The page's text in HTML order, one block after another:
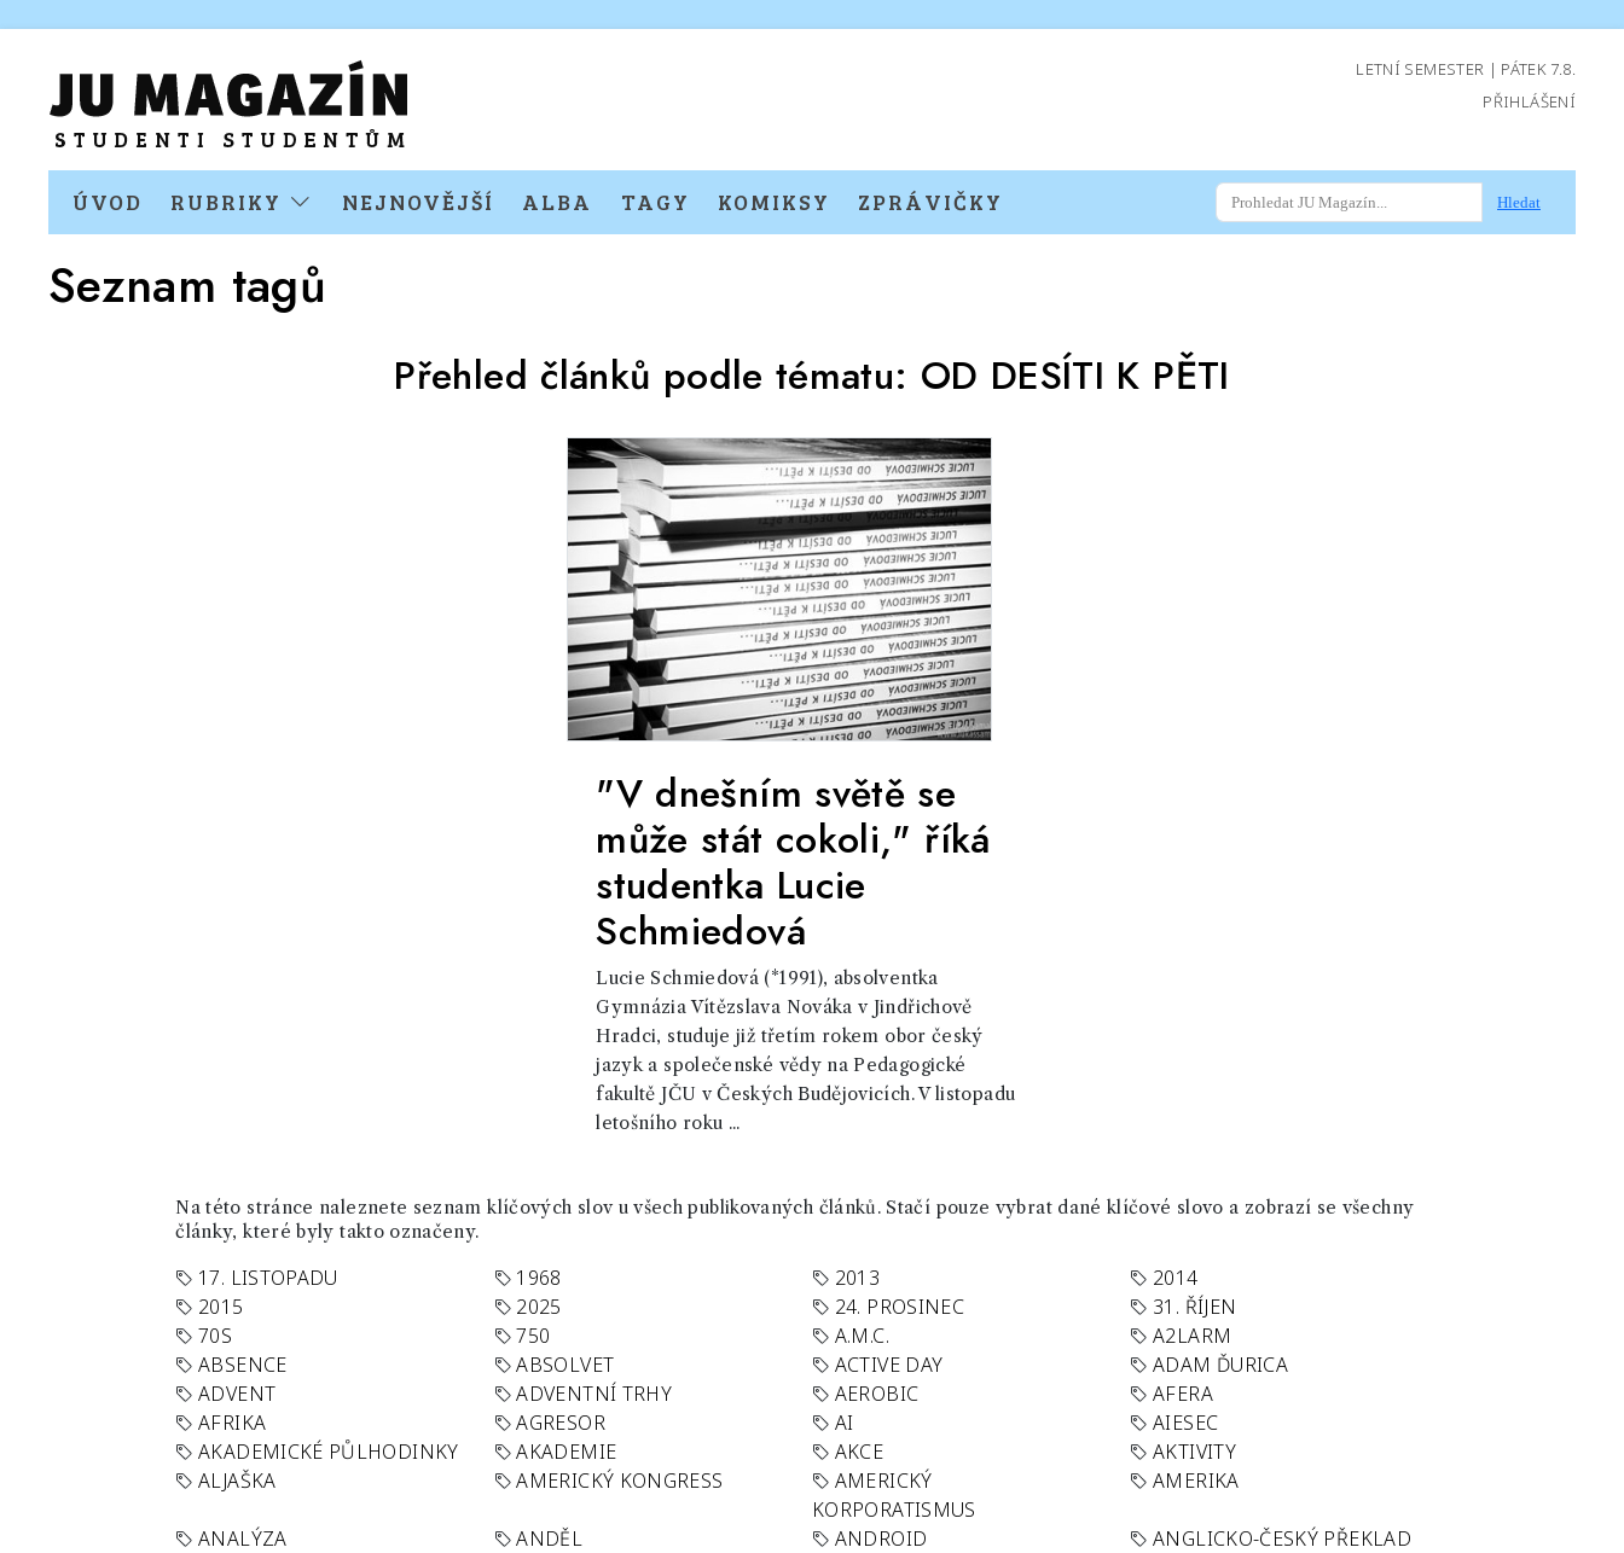
LETNÍ SEMESTER | PÁTEK 7.8.
PŘIHLÁŠENÍ
ÚVOD RUBRIKY NEJNOVĚJŠÍ ALBA TAGY KOMIKSY ZPRÁVIČKY Hledat
Seznam tagů
Přehled článků podle tématu: OD DESÍTI K PĚTI
"V dnešním světě se
může stát cokoli," říká
studentka Lucie
Schmiedová
Lucie Schmiedová (*1991), absolventka
Gymnázia Vítězslava Nováka v Jindřichově
Hradci, studuje již třetím rokem obor český
jazyk a společenské vědy na Pedagogické
fakultě JČU v Českých Budějovicích. V listopadu
letošního roku ...
Na této stránce naleznete seznam klíčových slov u všech publikovaných článků. Stačí pouze vybrat dané klíčové slovo a zobrazí se všechny
články, které byly takto označeny.
17. LISTOPADU 1968 2013
2014
2015
2025 24. PROSINEC
31. ŘÍJEN
70S
750 A.M.C.
A2LARM
ABSENCE
ABSOLVET ACTIVE DAY
ADAM ĎURICA
ADVENT
ADVENTNÍ TRHY AEROBIC
AFERA
AFRIKA
AGRESOR AI
AIESEC
AKADEMICKÉ PŮLHODINKY
AKADEMIE AKCE
AKTIVITY
ALJAŠKA
AMERICKÝ KONGRESS
AMERICKÝ
KORPORATISMUS
AMERIKA
ANALÝZA ANDĚL ANDROID
ANGLICKO-ČESKÝ PŘEKLAD